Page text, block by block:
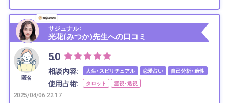
サジュナル：
光花(みつか)先生への口コミ
匿名
5.0
相談内容: 人生・スピリチュアル 恋愛占い 自己分析・適性
使用占術: タロット 霊視・透視
2025/04/06 22:17